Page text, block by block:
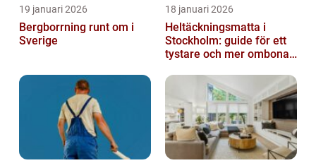
19 januari 2026
Bergborrning runt om i
Sverige
18 januari 2026
Heltäckningsmatta i
Stockholm: guide för ett
tystare och mer ombonat